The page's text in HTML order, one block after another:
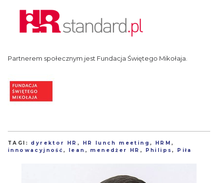
Partnerem społecznym jest Fundacja Świętego Mikołaja.
TAGI: dyrektor HR , HR lunch meeting , HRM ,
innowacyjność , lean , menedżer HR , Philips , Piła